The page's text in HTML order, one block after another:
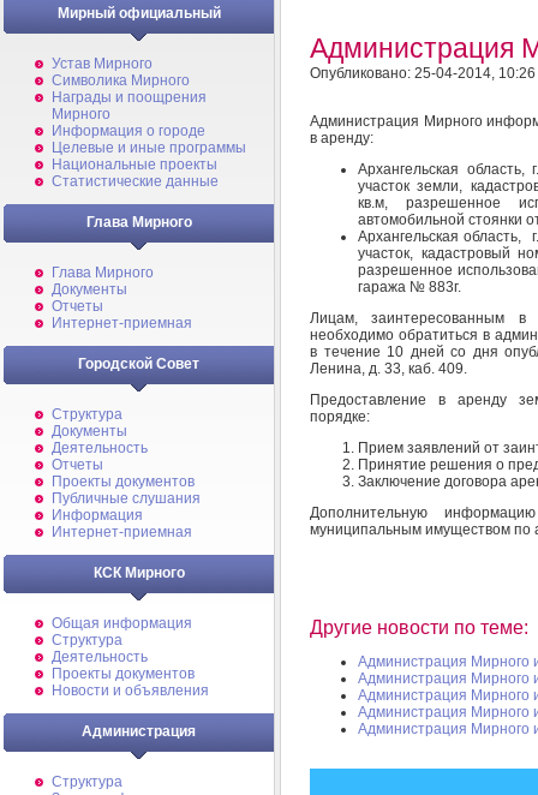
Мирный официальный
Устав Мирного
Символика Мирного
Награды и поощрения
Мирного
Информация о городе
Целевые и иные программы
Национальные проекты
Статистические данные
Глава Мирного
Глава Мирного
Документы
Отчеты
Интернет-приемная
Городской Совет
Структура
Документы
Деятельность
Отчеты
Проекты документов
Публичные слушания
Информация
Интернет-приемная
КСК Мирного
Общая информация
Структура
Деятельность
Проекты документов
Новости и объявления
Администрация
Структура
Администрация
Опубликовано: 25-04-2014, 10:26
Администрация Мирного
в аренду:
Архангельская
участок земли,
кв.м, разрешенное
автомобильной стоянки
Архангельская
участок, кадастровый
разрешенное
гаража № 883г.
Лицам, заинтересованным в
необходимо обратиться в
в течение 10 дней со дня
Ленина, д. 33, каб. 409.
Предоставление в аренду
порядке:
Прием заявлений от
Принятие решения о
Заключение договора
Дополнительную
муниципальным имуществом по
Другие новости по теме:
Администрация Мирного
Администрация Мирного
Администрация Мирного
Администрация Мирного
Администрация Мирного